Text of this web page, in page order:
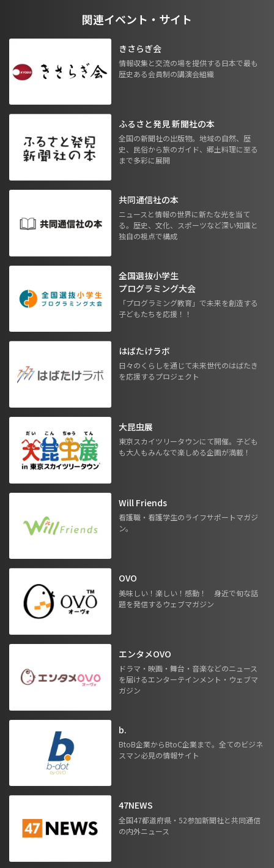
関連イベント・サイト
きさらぎ会
情報収集と交流の場を提供する日本で最も
歴史ある会員制の講演会組織
ふるさと発見 新聞社の本
全国の新聞社の出版物。地域の自然、歴
史、民俗から旅のガイド、郷土料理に至る
まで多彩に展開
共同通信社の本
ニュースと情報の世界に新たな光を当て
る。歴史、文化、スポーツなど深い知識と
独自の視点で構成
全国選抜小学生
プログラミング大会
「プログラミング教育」で未来を創造する
子どもたちを応援！！
はばたけラボ
日々のくらしを通じて未来世代のはばたき
を応援するプロジェクト
大昆虫展
東京スカイツリータウンにて開催。子ども
も大人もみんなで楽しめる企画が満載！
Will Friends
看護職・看護学生のライフサポートマガジ
ン。
OVO
美味しい！楽しい！感動！ 身近で旬な話
題を発信するウェブマガジン
エンタメOVO
ドラマ・映画・舞台・音楽などのニュース
を届けるエンターテインメント・ウェブマ
ガジン
b.
BtoB企業からBtoC企業まで。全てのビジネ
スマン必見の情報サイト
47NEWS
全国47都道府県・52参加新聞社と共同通信
の内外ニュース